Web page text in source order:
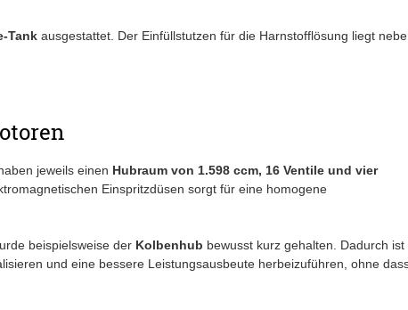
Tankausgestattet. Der Einfüllstutzen für die Harnstofflösung liegt
jeweils einen Hubraum von 1.598 ccm, 16 Ventile und vier
Einspritzdüsen sorgt für eine homogene
beispielsweise der Kolbenhub bewusst kurz gehalten. Dadurch ist
und eine bessere Leistungsausbeute herbeizuführen, ohne